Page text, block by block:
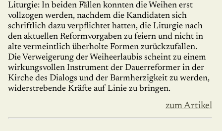
Liturgie: In beiden Fällen konnten die Weihen erst
vollzogen werden, nachdem die Kandidaten sich
schriftlich dazu verpflichtet hatten, die Liturgie nach
den aktuellen Reformvorgaben zu feiern und nicht in
alte vermeintlich überholte Formen zurückzufallen.
Die Verweigerung der Weiheerlaubis scheint zu einem
wirkungsvollen Instrument der Dauerreformer in der
Kirche des Dialogs und der Barm­herzigkeit zu werden,
widerstrebende Kräfte auf Linie zu bringen.
zum Artikel